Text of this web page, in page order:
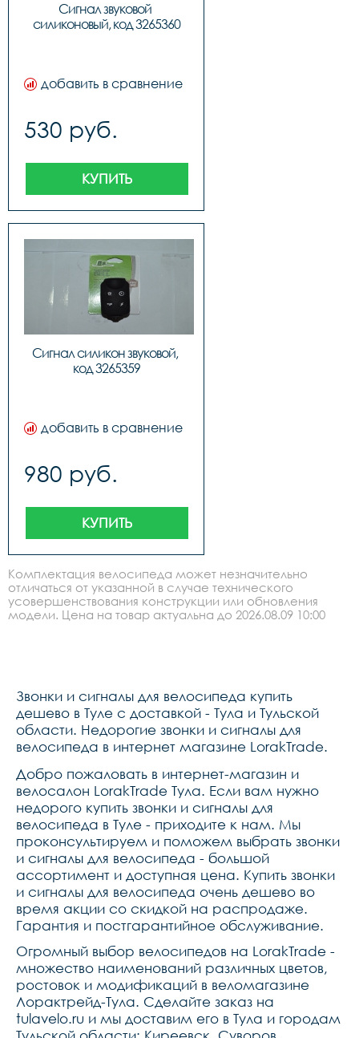
Сигнал звуковой
силиконовый, код 3265360
добавить в сравнение
530 руб.
КУПИТЬ
Сигнал силикон звуковой,
код 3265359
добавить в сравнение
980 руб.
КУПИТЬ
Комплектация велосипеда может незначительно
отличаться от указанной в случае технического
усовершенствования конструкции или обновления
модели. Цена на товар актуальна до 2026.08.09 10:00
Звонки и сигналы для велосипеда купить
дешево в Туле с доставкой - Тула и Тульской
области. Недорогие звонки и сигналы для
велосипеда в интернет магазине LorakTrade.
Добро пожаловать в интернет-магазин и
велосалон LorakTrade Тула. Если вам нужно
недорого купить звонки и сигналы для
велосипеда в Туле - приходите к нам. Мы
проконсультируем и поможем выбрать звонки
и сигналы для велосипеда - большой
ассортимент и доступная цена. Купить звонки
и сигналы для велосипеда очень дешево во
время акции со скидкой на распродаже.
Гарантия и постгарантийное обслуживание.
Огромный выбор велосипедов на LorakTrade -
множество наименований различных цветов,
ростовок и модификаций в веломагазине
Лорактрейд-Тула. Сделайте заказ на
tulavelo.ru и мы доставим его в Тула и городам